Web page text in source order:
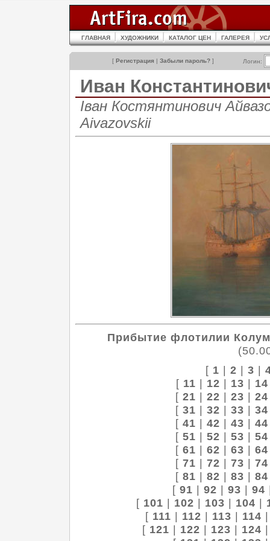
ГЛАВНАЯ ХУДОЖНИКИ КАТАЛОГ ЦЕН ГАЛЕРЕЯ
[ Регистрация | Забыли пароль? ] Логин:
Иван
Іван Костянтинович
Aivazovskii
Прибытие флотилии
[ 1 | 2 | 3 |
[ 11 | 12 | 13 | 14
[ 21 | 22 | 23 | 24
[ 31 | 32 | 33 | 34
[ 41 | 42 | 43 | 44
[ 51 | 52 | 53 | 54
[ 61 | 62 | 63 | 64
[ 71 | 72 | 73 | 74
[ 81 | 82 | 83 | 84
[ 91 | 92 | 93 | 94
[ 101 | 102 | 103 | 104 |
[ 111 | 112 | 113 | 114
[ 121 | 122 | 123 | 124